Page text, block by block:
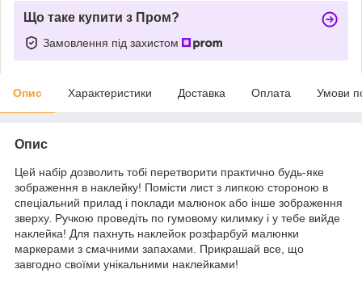
Що таке купити з Пром?
Замовлення під захистом
Опис Характеристики Доставка Оплата Умови
Опис
Цей набір дозволить тобі перетворити практично будь-яке
зображення в наклейку! Помісти лист з липкою стороною в
спеціальний прилад і поклади малюнок або інше зображення
зверху. Ручкою проведіть по гумовому килимку і у тебе вийде
наклейка! Для пахнуть наклейок розфарбуй малюнки
маркерами з смачними запахами. Прикрашай все, що
завгодно своїми унікальними наклейками!